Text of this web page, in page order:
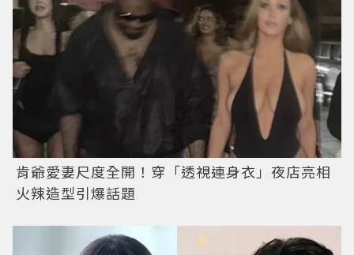
肯爺愛妻尺度全開！穿「透視連身衣」夜店亮相
火辣造型引爆話題